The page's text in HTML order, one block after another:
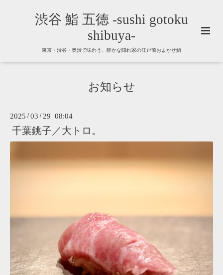
渋谷 鮨 五徳 -sushi gotoku
shibuya-
東京・渋谷・奥渋で味わう、静かな隠れ家の江戸前おまかせ鮨
お知らせ
2025 /03 / 29 08:04
千葉銚子／大トロ。